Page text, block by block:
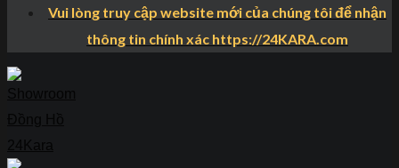
Vui lòng truy cập website mới của chúng tôi để nhận
thông tin chính xác https://24KARA.com